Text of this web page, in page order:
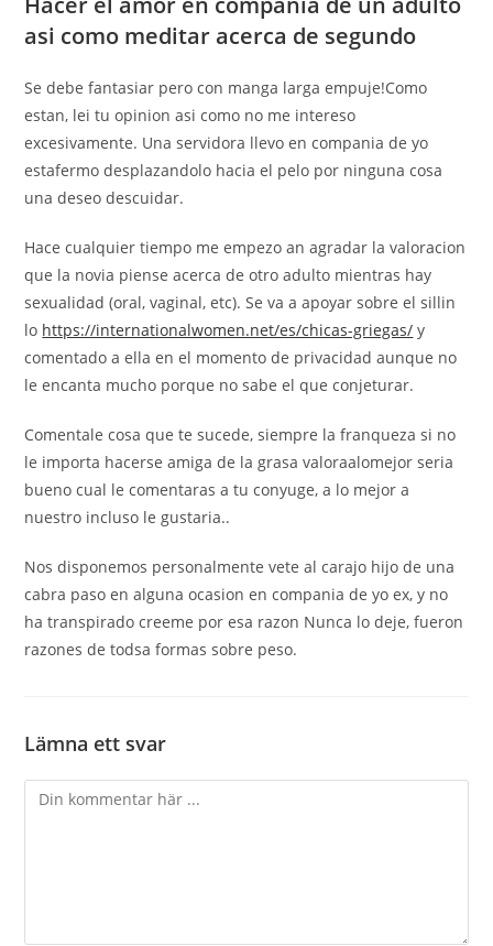
asi­ como meditar acerca de segundo
Se debe fantasiar pero con manga larga empuje!Como
estan, lei tu opinion asi­ como no me intereso
excesivamente. Una servidora llevo en compania de yo
estafermo desplazandolo hacia el pelo por ninguna cosa
una deseo descuidar.
Hace cualquier tiempo me empezo an agradar la valoracion
que la novia piense acerca de otro adulto mientras hay
sexualidad (oral, vaginal, etc). Se va a apoyar sobre el silli­n
lo https://internationalwomen.net/es/chicas-griegas/ y
comentado a ella en el momento de privacidad aunque no
le encanta mucho porque no sabe el que conjeturar.
Comentale cosa que te sucede, siempre la franqueza si no
le importa hacerse amiga de la grasa valoraalomejor seria
bueno cual le comentaras a tu conyuge, a lo mejor a
nuestro incluso le gustaria..
Nos disponemos personalmente vete al carajo hijo de una
cabra paso en alguna ocasion en compania de yo ex, y no
ha transpirado creeme por esa razon Nunca lo deje, fueron
razones de todsa formas sobre peso.
Lämna ett svar